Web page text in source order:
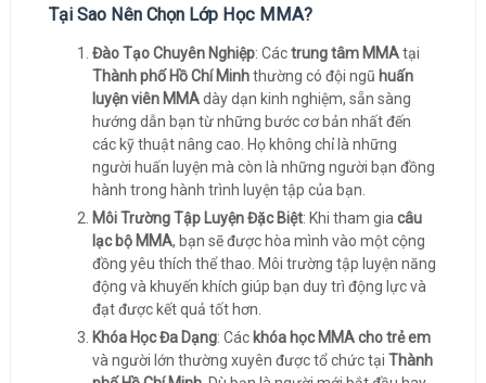
Tại Sao Nên Chọn Lớp Học MMA?
Đào Tạo Chuyên Nghiệp: Cáctrung tâm MMAtại
Thành phố Hồ Chí Minhthường có đội ngũ huấn
luyện viên MMAdày dạn kinh nghiệm, sẵn sàng
hướng dẫn bạn từ những bước cơ bản nhất đến
các kỹ thuật nâng cao. Họ không chỉ là những
người huấn luyện mà còn là những người bạn đồng
hành trong hành trình luyện tập của bạn.
Môi Trường Tập Luyện Đặc Biệt: Khi tham gia câu
lạc bộ MMA, bạn sẽ được hòa mình vào một cộng
đồng yêu thích thể thao. Môi trường tập luyện năng
động và khuyến khích giúp bạn duy trì động lực và
đạt được kết quả tốt hơn.
Khóa Học Đa Dạng: Các khóa học MMA cho trẻ em
và người lớn thường xuyên được tổ chức tại Thành